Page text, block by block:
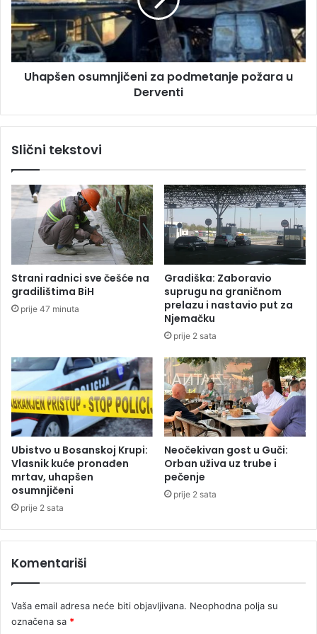
3
8
s
t
n
:
t
e
o
l
o
z
i
k
r
l
i
k
a
d
a
ć
e
a
e
n
o
s
č
i
z
m
e
t
j
e
p
o
ž
a
r
a
u
D
e
n
t
Uhapšen osumnjičeni za podmetanje požara u
Derventi
Slični tekstovi
Strani radnici sve češće na
gradilištima BiH
prije 47 minuta
Gradiška: Zaboravio
suprugu na graničnom
prelazu i nastavio put za
Njemačku
prije 2 sata
Ubistvo u Bosanskoj Krupi:
Vlasnik kuće pronađen
mrtav, uhapšen
osumnjičeni
prije 2 sata
Neočekivan gost u Guči:
Orban uživa uz trube i
pečenje
prije 2 sata
Komentariši
Vaša email adresa neće biti objavljivana. Neophodna polja su
označena sa *